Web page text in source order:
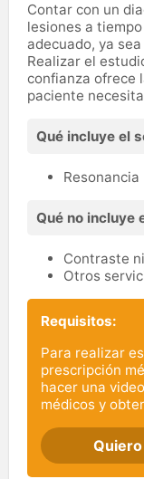
Contar con un
lesiones a
adecuado, ya
Realizar el
confianza ofrece
paciente
Qué incluye el
Qué no incluye
Contraste
Otros
Requisitos:
Para realizar
prescripción
hacer una
médicos y